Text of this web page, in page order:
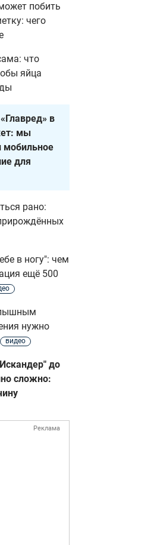
побить
чего
что
яйца
в
мы
мобильное
для
рано:
в ногу": чем
ещё 500
нужно
видео
до
сложно:
Реклама